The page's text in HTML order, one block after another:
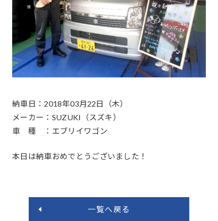
納車日：2018年03月22日（木）
メーカー：SUZUKI（スズキ）
車 種 ：エブリイワゴン
本日は納車おめでとうございました！
一覧へ戻る